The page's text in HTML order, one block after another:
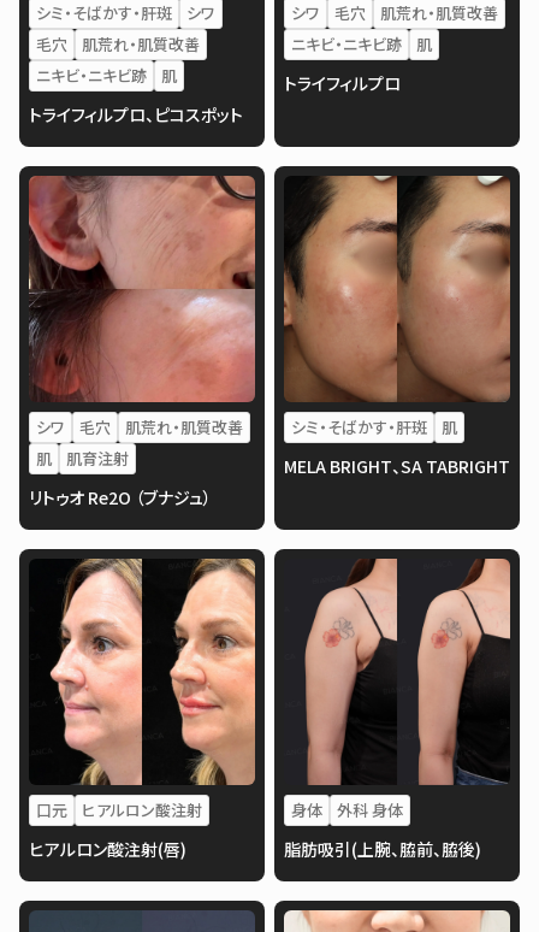
シミ・そばかす・肝斑
シワ
毛穴
肌荒れ・肌質改善
ニキビ・ニキビ跡
肌
トライフィルプロ、ピコスポット
シワ 毛穴
肌荒れ・肌質改善
ニキビ・ニキビ跡
肌
トライフィルプロ
シワ 毛穴
肌荒れ・肌質改善
肌
肌育注射
リトゥオ Re2O （ブナジュ）
シミ・そばかす・肝斑 肌
MELA BRIGHT、SA TABRIGHT
口元 ヒアルロン酸注射
ヒアルロン酸注射(唇)
身体 外科 身体
脂肪吸引(上腕、脇前、脇後)